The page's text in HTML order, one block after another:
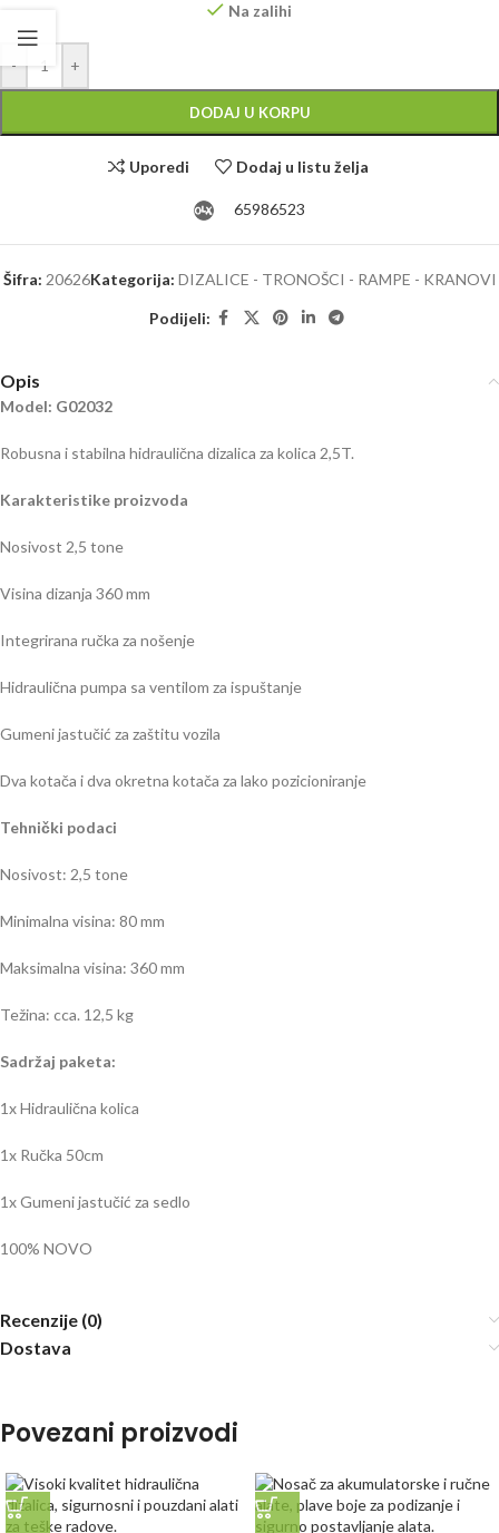
Na zalihi
- +
DODAJ U KORPU
Uporedi Dodaj u listu želja
65986523
Šifra: 20626Kategorija: DIZALICE - TRONOŠCI - RAMPE - KRANOVI
Podijeli:
Opis
Model: G02032
Robusna i stabilna hidraulična dizalica za kolica 2,5T.
Karakteristike proizvoda
Nosivost 2,5 tone
Visina dizanja 360 mm
Integrirana ručka za nošenje
Hidraulična pumpa sa ventilom za ispuštanje
Gumeni jastučić za zaštitu vozila
Dva kotača i dva okretna kotača za lako pozicioniranje
Tehnički podaci
Nosivost: 2,5 tone
Minimalna visina: 80 mm
Maksimalna visina: 360 mm
Težina: cca. 12,5 kg
Sadržaj paketa:
1x Hidraulična kolica
1x Ručka 50cm
1x Gumeni jastučić za sedlo
100% NOVO
Recenzije (0)
Dostava
Povezani proizvodi